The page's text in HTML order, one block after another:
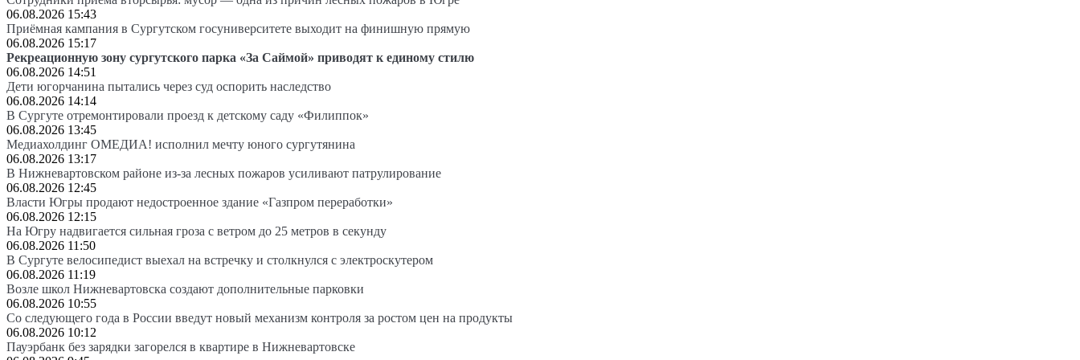
06.08.2026 15:43
Приёмная кампания в Сургутском госуниверситете выходит на финишную прямую
06.08.2026 15:17
Рекреационную зону сургутского парка «За Саймой» приводят к единому стилю
06.08.2026 14:51
Дети югорчанина пытались через суд оспорить наследство
06.08.2026 14:14
В Сургуте отремонтировали проезд к детскому саду «Филиппок»
06.08.2026 13:45
Медиахолдинг ОМЕДИА! исполнил мечту юного сургутянина
06.08.2026 13:17
В Нижневартовском районе из-за лесных пожаров усиливают патрулирование
06.08.2026 12:45
Власти Югры продают недостроенное здание «Газпром переработки»
06.08.2026 12:15
На Югру надвигается сильная гроза с ветром до 25 метров в секунду
06.08.2026 11:50
В Сургуте велосипедист выехал на встречку и столкнулся с электроскутером
06.08.2026 11:19
Возле школ Нижневартовска создают дополнительные парковки
06.08.2026 10:55
Со следующего года в России введут новый механизм контроля за ростом цен на продукты
06.08.2026 10:12
Пауэрбанк без зарядки загорелся в квартире в Нижневартовске